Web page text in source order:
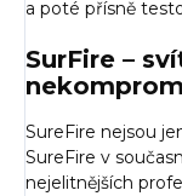
a poté přísně
SurFire –
SureFire nejsou
SureFire v
nejelitnějších